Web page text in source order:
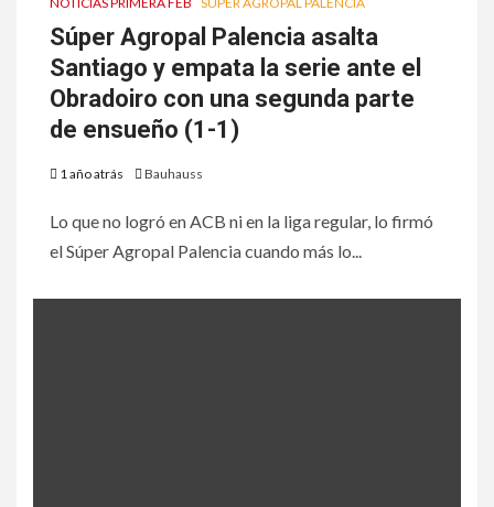
Súper Agropal Palencia asalta
Santiago y empata la serie ante el
Obradoiro con una segunda parte
de ensueño (1-1)
1 año atrás Bauhauss
Lo que no logró en ACB ni en la liga regular, lo firmó
el Súper Agropal Palencia cuando más lo...